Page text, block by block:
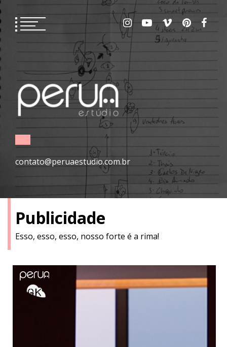
Skip
to
content
contato@peruaestudio.com.br
Publicidade
Esso, esso, esso, nosso forte é a rima!